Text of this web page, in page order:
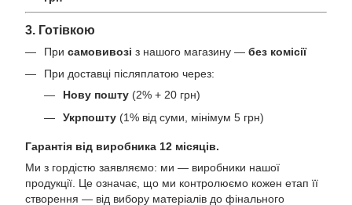
3. Готівкою
При самовивозі з нашого магазину — без комісії
При доставці післяплатою через:
Нову пошту (2% + 20 грн)
Укрпошту (1% від суми, мінімум 5 грн)
Гарантія від виробника 12 місяців.
Ми з гордістю заявляємо: ми — виробники нашої
продукції. Це означає, що ми контролюємо кожен етап її
створення — від вибору матеріалів до фінального